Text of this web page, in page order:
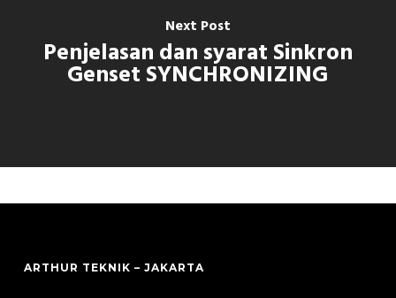
Next Post
Penjelasan dan syarat Sinkron
Genset SYNCHRONIZING
ARTHUR TEKNIK – JAKARTA